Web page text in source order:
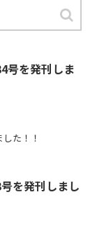
た！！
号を発刊しま
た！！
を発刊しまし